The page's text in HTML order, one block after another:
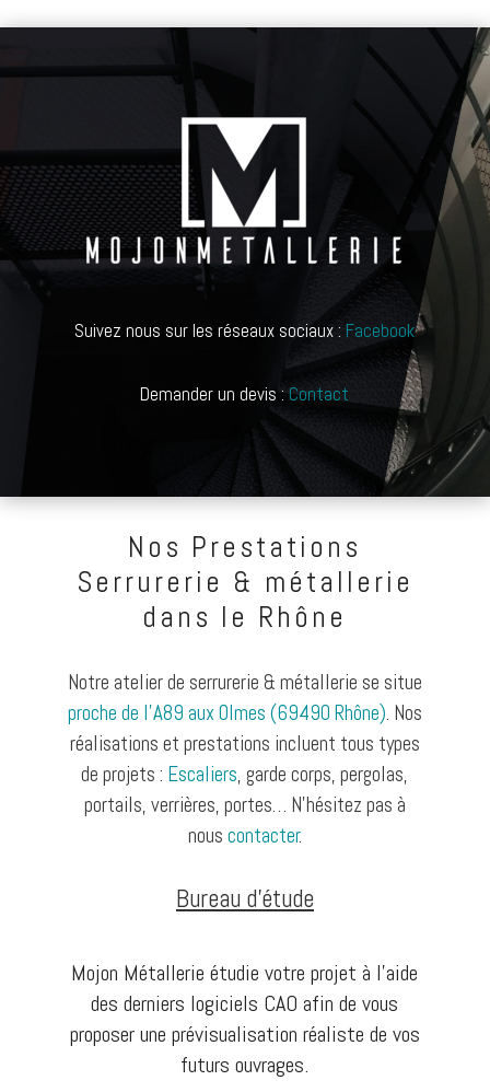
Suivez nous sur les réseaux sociaux : Facebook
Demander un devis :Contact
Nos Prestations
Serrurerie & métallerie
dans le Rhône
Notre atelier de serrurerie & métallerie se situe
proche de l’A89 aux Olmes (69490 Rhône). Nos
réalisations et prestations incluent tous types
de projets : Escaliers, garde corps, pergolas,
portails, verrières, portes… N’hésitez pas à
nous contacter.
Bureau d’étude
Mojon Métallerie étudie votre projet à l’aide
des derniers logiciels CAO afin de vous
proposer une prévisualisation réaliste de vos
futurs ouvrages.